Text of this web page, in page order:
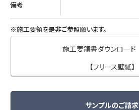
備考
施工要領を是非ご参照願います。
施工要領書ダウンロード
【フリース壁紙】
サンプルのご請求